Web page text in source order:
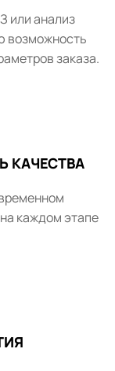
или анализ
возможность
заказа.
КАЧЕСТВА
каждом этапе